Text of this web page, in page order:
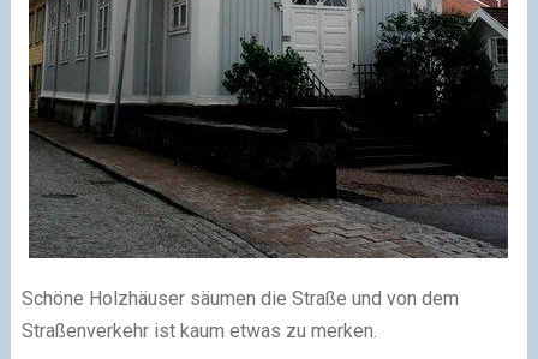
Schöne Holzhäuser säumen die Straße und von dem
Straßenverkehr ist kaum etwas zu merken.